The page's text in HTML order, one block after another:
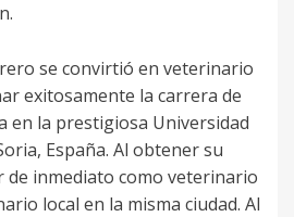
se convirtió en veterinario
exitosamente la carrera de
en la prestigiosa Universidad
España. Al obtener su
de inmediato como veterinario
local en la misma ciudad. Al